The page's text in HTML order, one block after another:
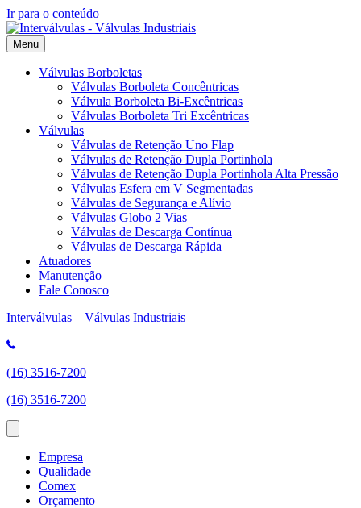
Ir para o conteúdo
Menu
Válvulas Borboletas
Válvulas Borboleta Concêntricas
Válvula Borboleta Bi-Excêntricas
Válvulas Borboleta Tri Excêntricas
Válvulas
Válvulas de Retenção Uno Flap
Válvulas de Retenção Dupla Portinhola
Válvulas de Retenção Dupla Portinhola Alta Pressão
Válvulas Esfera em V Segmentadas
Válvulas de Segurança e Alívio
Válvulas Globo 2 Vias
Válvulas de Descarga Contínua
Válvulas de Descarga Rápida
Atuadores
Manutenção
Fale Conosco
Interválvulas – Válvulas Industriais
(16) 3516-7200
(16) 3516-7200
Empresa
Qualidade
Comex
Orçamento